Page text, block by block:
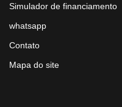
Simulador de financiamento
whatsapp
Contato
Mapa do site